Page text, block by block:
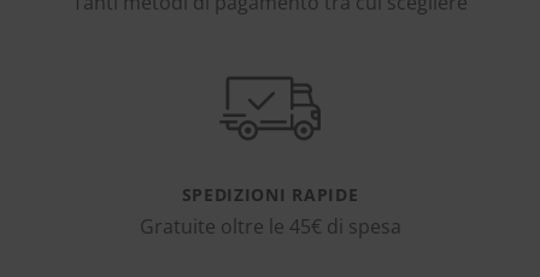
SPEDIZIONI RAPIDE
Gratuite oltre le 45€ di spesa